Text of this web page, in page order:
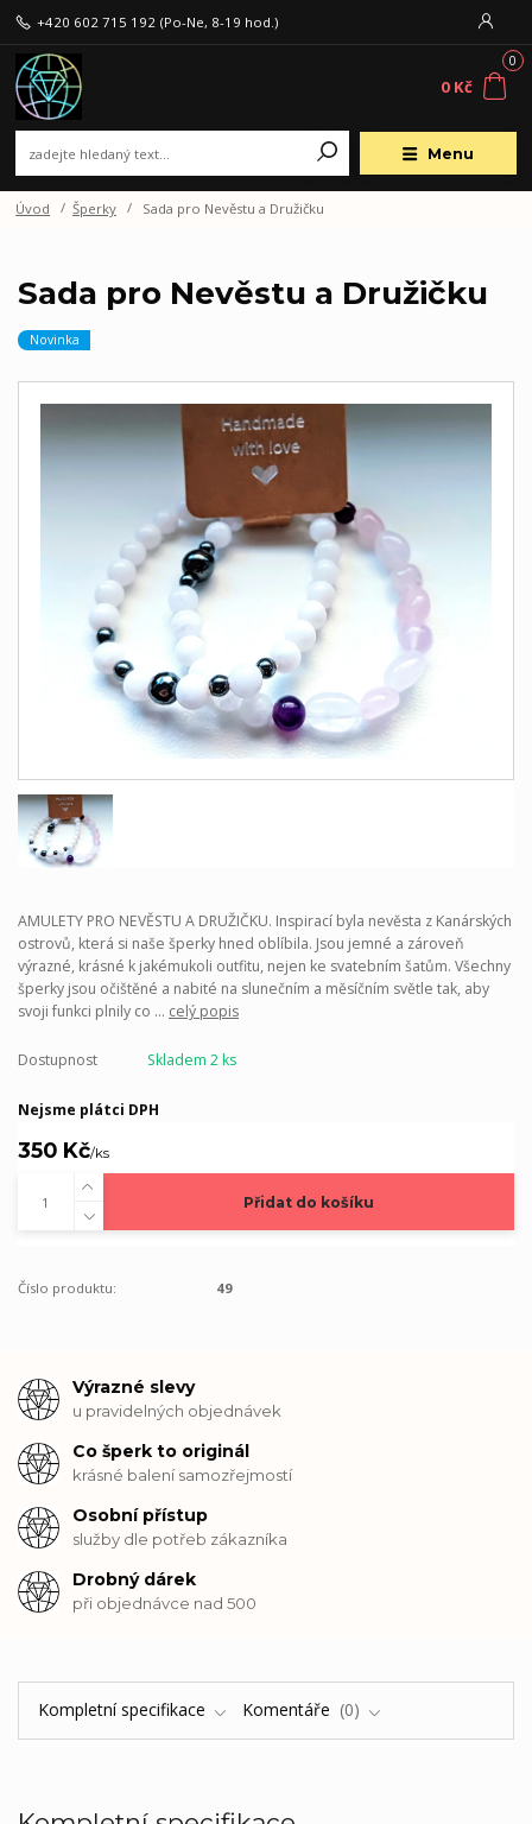
Menu
+420 602 715 192 (Po-Ne, 8-19 hod.)
0
0 Kč
Úvod Šperky Sada pro Nevěstu a Družičku
Sada pro Nevěstu a Družičku
Novinka
AMULETY PRO NEVĚSTU A DRUŽIČKU. Inspirací byla nevěsta z Kanárských
ostrovů, která si naše šperky hned oblíbila. Jsou jemné a zároveň
výrazné, krásné k jakémukoli outfitu, nejen ke svatebním šatům. Všechny
šperky jsou očištěné a nabité na slunečním a měsíčním světle tak, aby
svoji funkci plnily co ... celý popis
Dostupnost Skladem 2 ks
Nejsme plátci DPH
350 Kč/ks
Přidat do košíku
Číslo produktu: 49
Výrazné slevy
u pravidelných objednávek
Co šperk to originál
krásné balení samozřejmostí
Osobní přístup
služby dle potřeb zákazníka
Drobný dárek
při objednávce nad 500
Kompletní specifikace Komentáře 0